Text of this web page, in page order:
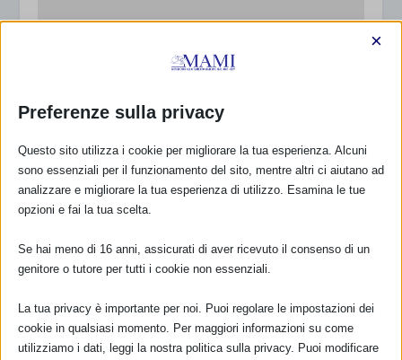
SAM 2014 a Carpi (MO)
RISPONDI
Preferenze sulla privacy
×
Questo sito utilizza i cookie per migliorare la tua esperienza. Alcuni
sono essenziali per il funzionamento del sito, mentre altri ci aiutano ad
analizzare e migliorare la tua esperienza di utilizzo. Esamina le tue
opzioni e fai la tua scelta.
Se hai meno di 16 anni, assicurati di aver ricevuto il consenso di un
genitore o tutore per tutti i cookie non essenziali.
La tua privacy è importante per noi. Puoi regolare le impostazioni dei
cookie in qualsiasi momento. Per maggiori informazioni su come
utilizziamo i dati, leggi la nostra politica sulla privacy. Puoi modificare